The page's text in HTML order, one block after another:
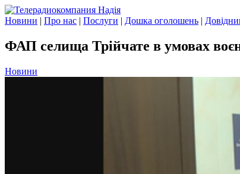
Новини | Про нас | Послуги | Дошка оголошень |
ФАП селища Трійчате в умовах
Новини